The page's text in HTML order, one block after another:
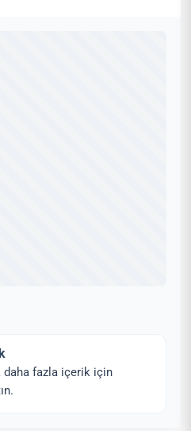
daha fazla içerik için